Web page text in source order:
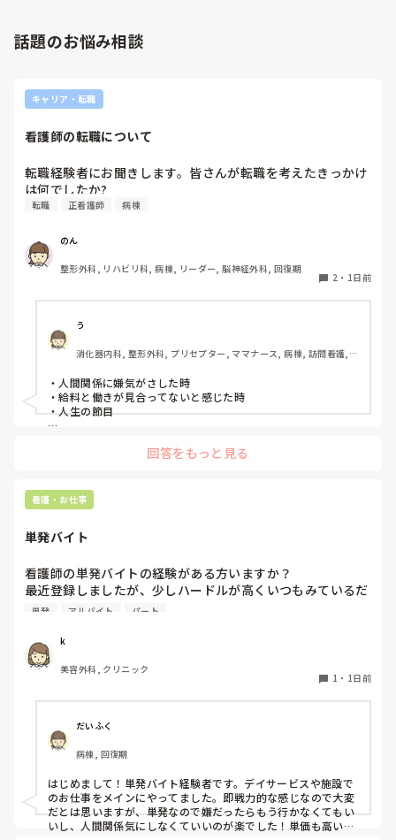
やったことないの！？もう10ヶ月なんだから、未経験なこと
新人さんが可愛そう、と感じることもある反面、ペアの先輩
が何か処置をしているけど、ペアの新人はのんびり記録して
がいいんじゃないの？」と声をかけても、「記録終わってな
早く色々覚えたい！という、意欲があまり感じられず…これ
はPNS云々よりも、その新人の性格かな？とも思いました
が、ほとんどの新人に当てはまりました。。。時代柄でしょ
私はどちらかといえば、PNSは好きじゃありません。
でもPNSでやれというからには、もっと業務量に見合った、
新人を指導しながら業務ができるゆとりが欲しいです。
いと思いますか？
るなら実施してみてはどうでしょうか⁉️そういう事と思います
話題のお悩み相談
キャリア・転職
看護師の転職について
転職経験者にお聞きします。皆さんが転職を考えたきっかけ
は何でしたか?
転職 正看護師 病棟
のん
整形外科, リハビリ科, 病棟, リーダー, 脳神経外科, 回復期
2 ・ 1日前
う
消化器内科, 整形外科, プリセプター, ママナース, 病棟, 訪問看護,
・人間関係に嫌気がさした時
・給料と働きが見合ってないと感じた時
・人生の節目
回答をもっと見る
看護・お仕事
単発バイト
看護師の単発バイトの経験がある方いますか？
最近登録しましたが、少しハードルが高くいつもみているだ
けです。
ような雰囲気なのか知りたいです。
単発 アルバイト パート
k
美容外科, クリニック
1 ・ 1日前
だいふく
病棟, 回復期
はじめまして！単発バイト経験者です。デイサービスや施設で
のお仕事をメインにやってました。即戦力的な感じなので大変
だとは思いますが、単発なので嫌だったらもう行かなくてもい
いし、人間関係気にしなくていいのが楽でした！単価も高いで